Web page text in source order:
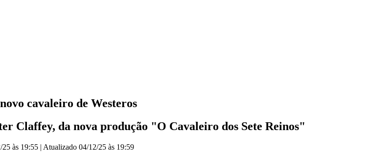
cavaleiro de Westeros
Claffey, da nova produção "O Cavaleiro dos Sete Reinos"
25 às 19:55 | Atualizado 04/12/25 às 19:59